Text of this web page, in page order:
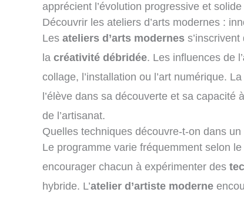
apprécient l’évolution progressive et
Découvrir les ateliers d’arts modernes :
Les ateliers d’arts modernes
la créativité débridée. Les influences de l’
collage, l’installation ou l’art numérique.
l’élève dans sa découverte et sa
de l’artisanat.
Quelles techniques découvre-t-on dans un
Le programme varie fréquemment selon
encourager chacun à expérimenter des
hybride. L’atelier d’artiste moderne